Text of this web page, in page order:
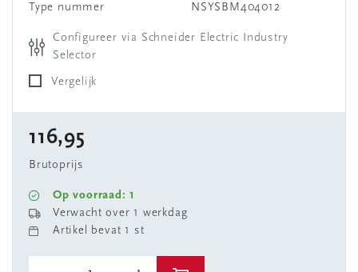
Type nummer
NSYSBM404012
Configureer via Schneider Electric Industry
Selector
Vergelijk
116,95
Brutoprijs
Op voorraad: 1
Verwacht over 1 werkdag
Artikel bevat 1 st